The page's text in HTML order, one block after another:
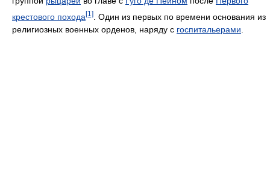
крестового похода[1]
. Один из первых по времени основания из
религиозных военных орденов, наряду с госпитальерами